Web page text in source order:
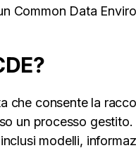
Common Data
che consente la
un processo
modelli,